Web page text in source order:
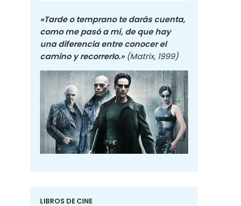
«Tarde o temprano te darás cuenta,
como me pasó a mí, de que hay
una diferencia entre conocer el
camino y recorrerlo.» (Matrix, 1999)
LIBROS DE CINE